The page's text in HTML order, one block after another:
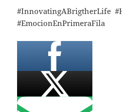
#InnovatingABrigtherLife
#EmocionEnPrimeraFila